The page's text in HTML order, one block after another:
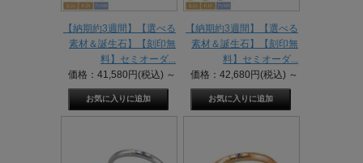
【納期約3週間】【選べる
素材＆誕生石】【刻印無
料】セミオーダ...
価格：41,580円(税込) ～
【納期約3週間】【選べる
素材＆誕生石】【刻印無
料】セミオーダ...
価格：42,680円(税込) ～